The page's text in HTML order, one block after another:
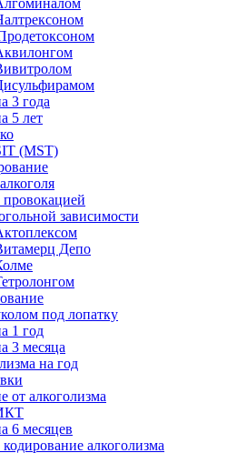
3 года
5 лет
(MST)
зависимости
Депо
под лопатку
1 год
3 месяца
на год
от алкоголизма
6 месяцев
алкоголизма